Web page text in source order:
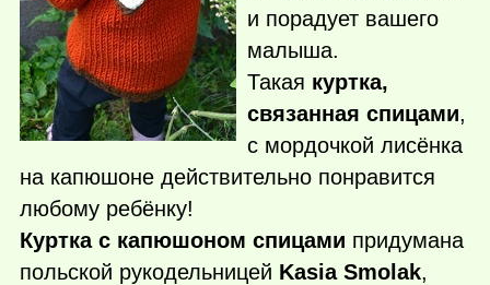
и порадует вашего
малыша.
Такая куртка,
связанная спицами,
с мордочкой лисёнка
на капюшоне действительно понравится
любому ребёнку!
Куртка с капюшоном спицами придумана
польской рукодельницей Kasia Smolak,